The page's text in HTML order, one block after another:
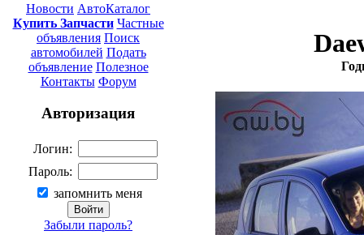
Новости АвтоКаталог
Купить Запчасти Частные
объявления Поиск
автомобилей Подать
объявление Полезное
Контакты Форум
Авторизация
Логин:
Пароль:
запомнить меня
Забыли пароль?